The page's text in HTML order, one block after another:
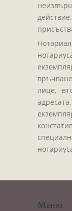
лице,
Меню